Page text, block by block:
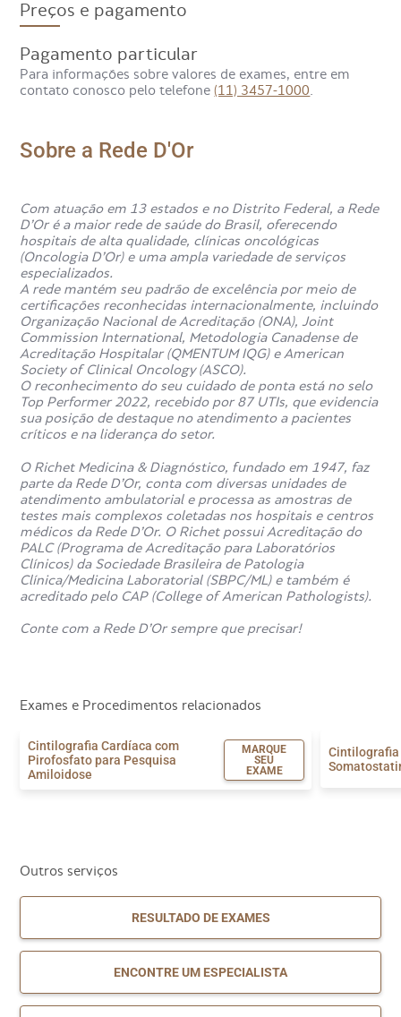
Preços e pagamento
Pagamento particular
Para informações sobre valores de exames, entre em
contato conosco pelo telefone(11) 3457-1000
Sobre a Rede D'Or
Com atuação em 13 estados e no Distrito Federal, a Rede
D’Or é a maior rede de saúde do Brasil, oferecendo
hospitais de alta qualidade, clínicas oncológicas
(Oncologia D’Or) e uma ampla variedade de serviços
especializados.
A rede mantém seu padrão de excelência por meio de
certificações reconhecidas internacionalmente, incluindo
Organização Nacional de Acreditação (ONA), Joint
Commission International, Metodologia Canadense de
Acreditação Hospitalar (QMENTUM IQG) e American
Society of Clinical Oncology (ASCO).
O reconhecimento do seu cuidado de ponta está no selo
Top Performer 2022, recebido por 87 UTIs, que evidencia
sua posição de destaque no atendimento a pacientes
críticos e na liderança do setor.
O Richet Medicina & Diagnóstico, fundado em 1947, faz
parte da Rede D’Or, conta com diversas unidades de
atendimento ambulatorial e processa as amostras de
testes mais complexos coletadas nos hospitais e centros
médicos da Rede D’Or. O Richet possui Acreditação do
PALC (Programa de Acreditação para Laboratórios
Clínicos) da Sociedade Brasileira de Patologia
Clínica/Medicina Laboratorial (SBPC/ML) e também é
acreditado pelo CAP (College of American Pathologists).
Conte com a Rede D’Or sempre que precisar!
Exames e Procedimentos relacionados
Cintilografia Cardíaca com
Pirofosfato para Pesquisa
Amiloidose
MARQUE
SEU
EXAME
Cintilografia
Outros serviços
RESULTADO DE EXAMES
ENCONTRE UM ESPECIALISTA